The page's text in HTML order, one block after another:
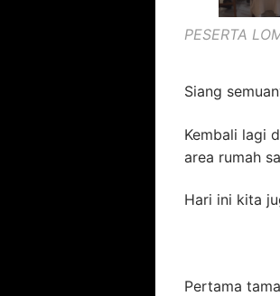
PESERTA
Siang
Kembali lagi
area rumah
Hari ini kita
Pertama